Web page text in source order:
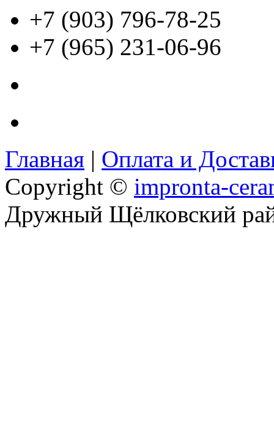
+7 (903) 796-78-25
+7 (965) 231-06-96
Главная | Оплата и
Copyright © impronta-
Дружный Щёлковский